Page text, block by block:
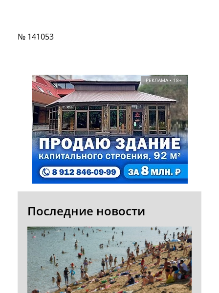
№ 141053
РЕКЛАМА • 18+
Последние новости